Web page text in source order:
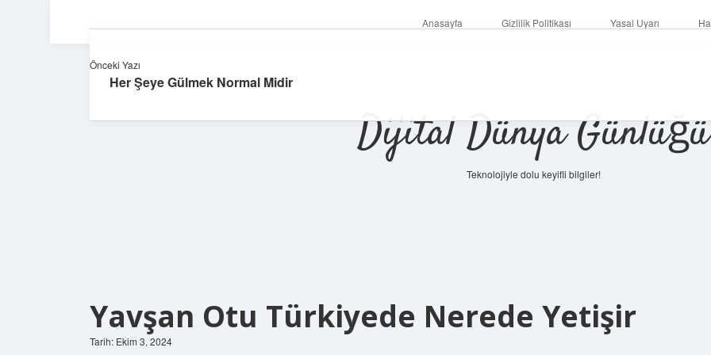
Anasayfa Gizlilik Politikası Yasal Uyarı
Dijital Dünya Günlüğü
Teknolojiyle dolu keyifli bilgiler!
Yavşan Otu Türkiyede Nerede Yetişir
Tarih: Ekim 3, 2024
Önceki Yazı
Her Şeye Gülmek Normal Midir